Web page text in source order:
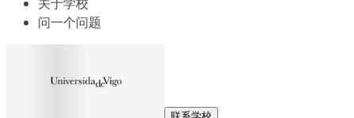
问一个问题